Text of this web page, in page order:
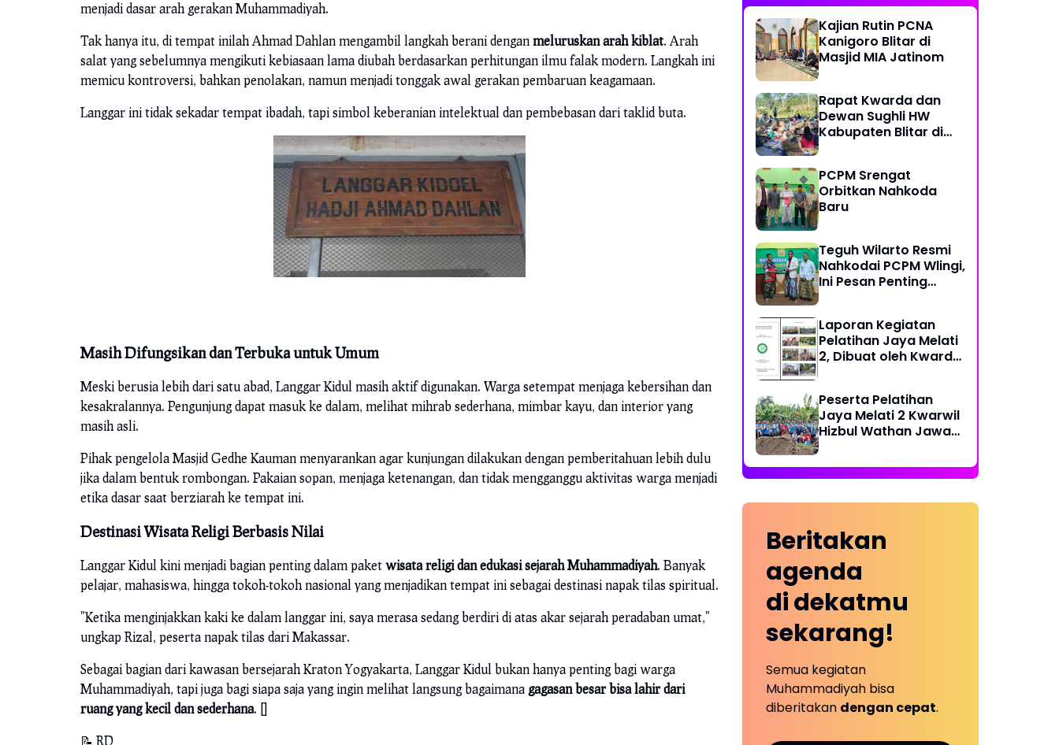
menjadi dasar arah gerakan Muhammadiyah.
Tak hanya itu, di tempat inilah Ahmad Dahlan mengambil langkah berani dengan meluruskan arah kiblat. Arah
salat yang sebelumnya mengikuti kebiasaan lama diubah berdasarkan perhitungan ilmu falak modern. Langkah ini
memicu kontroversi, bahkan penolakan, namun menjadi tonggak awal gerakan pembaruan keagamaan.
Langgar ini tidak sekadar tempat ibadah, tapi simbol keberanian intelektual dan pembebasan dari taklid buta.
Masih Difungsikan dan Terbuka untuk Umum
Meski berusia lebih dari satu abad, Langgar Kidul masih aktif digunakan. Warga setempat menjaga kebersihan dan
kesakralannya. Pengunjung dapat masuk ke dalam, melihat mihrab sederhana, mimbar kayu, dan interior yang
masih asli.
Pihak pengelola Masjid Gedhe Kauman menyarankan agar kunjungan dilakukan dengan pemberitahuan lebih dulu
jika dalam bentuk rombongan. Pakaian sopan, menjaga ketenangan, dan tidak mengganggu aktivitas warga menjadi
etika dasar saat berziarah ke tempat ini.
Destinasi Wisata Religi Berbasis Nilai
Langgar Kidul kini menjadi bagian penting dalam paket wisata religi dan edukasi sejarah Muhammadiyah. Banyak
pelajar, mahasiswa, hingga tokoh-tokoh nasional yang menjadikan tempat ini sebagai destinasi napak tilas spiritual.
"Ketika menginjakkan kaki ke dalam langgar ini, saya merasa sedang berdiri di atas akar sejarah peradaban umat,"
ungkap Rizal, peserta napak tilas dari Makassar.
Sebagai bagian dari kawasan bersejarah Kraton Yogyakarta, Langgar Kidul bukan hanya penting bagi warga
Muhammadiyah, tapi juga bagi siapa saja yang ingin melihat langsung bagaimana gagasan besar bisa lahir dari
ruang yang kecil dan sederhana. []
📝 RD
Kajian Rutin PCNA
Kanigoro Blitar di
Masjid MIA Jatinom
Rapat Kwarda dan
Dewan Sughli HW
Kabupaten Blitar di
PCPM Srengat
Orbitkan Nahkoda
Baru
Teguh Wilarto Resmi
Nahkodai PCPM Wlingi,
Ini Pesan Penting
Laporan Kegiatan
Pelatihan Jaya Melati
2, Dibuat oleh Kwarda
Peserta Pelatihan
Jaya Melati 2 Kwarwil
Hizbul Wathan Jawa
Pisang Cavendish
Beritakan
agenda
di dekatmu
sekarang!
Semua kegiatan
Muhammadiyah bisa
diberitakan dengan cepat.